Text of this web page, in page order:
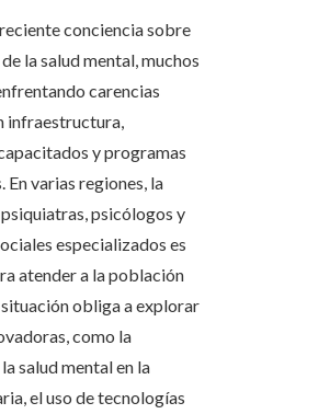
conciencia sobre
la salud mental, muchos
carencias
infraestructura,
y programas
En varias regiones, la
psicólogos y
especializados es
atender a la población
obliga a explorar
como la
salud mental en la
el uso de tecnologías